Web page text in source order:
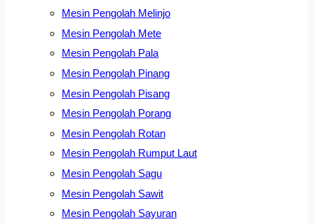
Mesin Pengolah Melinjo
Mesin Pengolah Mete
Mesin Pengolah Pala
Mesin Pengolah Pinang
Mesin Pengolah Pisang
Mesin Pengolah Porang
Mesin Pengolah Rotan
Mesin Pengolah Rumput Laut
Mesin Pengolah Sagu
Mesin Pengolah Sawit
Mesin Pengolah Sayuran